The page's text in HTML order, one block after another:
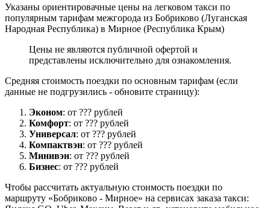
Указаны ориентировачные цены на легковом такси по
популярным тарифам межгорода из Бобриково (Луганская
Народная Республика) в Мирное (Республика Крым)
Цены не являются публичной офертой и
представлены исключительно для ознакомления.
Средняя стоимость поездки по основным тарифам (если
данные не подгрузились - обновите страницу):
Эконом: от ??? рублей
Комфорт: от ??? рублей
Универсал: от ??? рублей
Компактвэн: от ??? рублей
Минивэн: от ??? рублей
Бизнес: от ??? рублей
Чтобы рассчитать актуальную стоимость поездки по
маршруту «Бобриково - Мирное» на сервисах заказа такси: